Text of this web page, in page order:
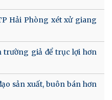
Hải Phòng xét xử giang
trường giả để trục lợi hơn
sản xuất, buôn bán hơn